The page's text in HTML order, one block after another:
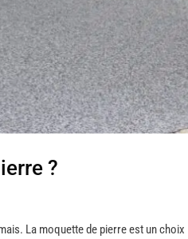
?
La moquette de pierre est un choix